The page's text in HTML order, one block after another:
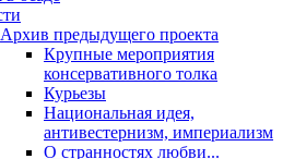
Архив предыдущего проекта
Крупные мероприятия
консервативного толка
Курьезы
Национальная идея,
антивестернизм, империализм
О странностях любви...